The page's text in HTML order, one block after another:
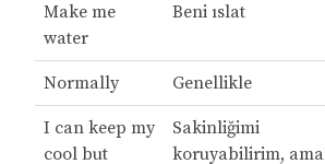
Make me
water
Beni ıslat
Normally Genellikle
I can keep my
cool but
Sakinliğimi
koruyabilirim, ama